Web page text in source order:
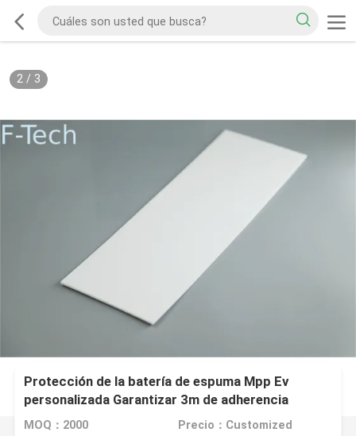
2/ 3
Protección de la batería de espuma Mpp Ev
personalizada Garantizar 3m de adherencia
MOQ：2000 Precio：Customized